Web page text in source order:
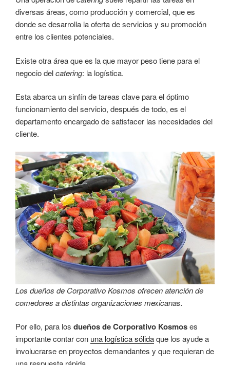
diversas áreas, como producción y comercial, que es
donde se desarrolla la oferta de servicios y su promoción
entre los clientes potenciales.
Existe otra área que es la que mayor peso tiene para el
negocio delcatering: la logística.
Esta abarca un sinfín de tareas clave para el óptimo
funcionamiento del servicio, después de todo, es el
departamento encargado de satisfacer las necesidades del
cliente.
Los dueños de Corporativo Kosmos ofrecen atención de
comedores a distintas organizaciones mexicanas.
Por ello, para los dueños de Corporativo Kosmoses
importante contar con una logística sólidaque los ayude a
involucrarse en proyectos demandantes y que requieran de